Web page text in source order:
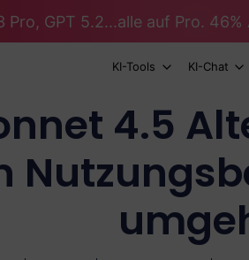
GPT 5.2...alle auf Pro. 46%
KI-Tools KI-Chat
4.5